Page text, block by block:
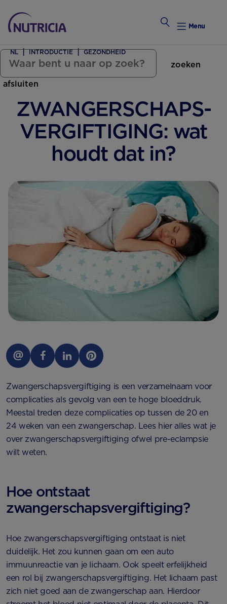
Zwanger Worden
Menu
zoeken
afsluiten
ZWANGERSCHAPS­
VERGIFTIGING: wat
houdt dat in?
NL INTRODUCTIE GEZONDHEID
Zwangerschapsvergiftiging is een verzamelnaam voor
complicaties als gevolg van een te hoge bloeddruk.
Meestal treden deze complicaties op tussen de 20 en
24 weken van een zwangerschap. Lees hier alles wat je
over zwangerschapsvergiftiging ofwel pre-eclampsie
wilt weten.
Hoe ontstaat
zwangerschapsvergiftiging?
Hoe zwangerschapsvergiftiging ontstaat is niet
duidelijk. Het zou kunnen gaan om een auto
immuunreactie van je lichaam. Ook speelt erfelijkheid
een rol bij zwangerschapsvergiftiging. Het lichaam past
zich niet goed aan de zwangerschap aan. Hierdoor